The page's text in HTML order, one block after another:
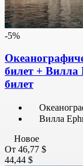
-5%
билет + Вилла
билет
Вилла
Новое
От 46,77 $
44,44 $